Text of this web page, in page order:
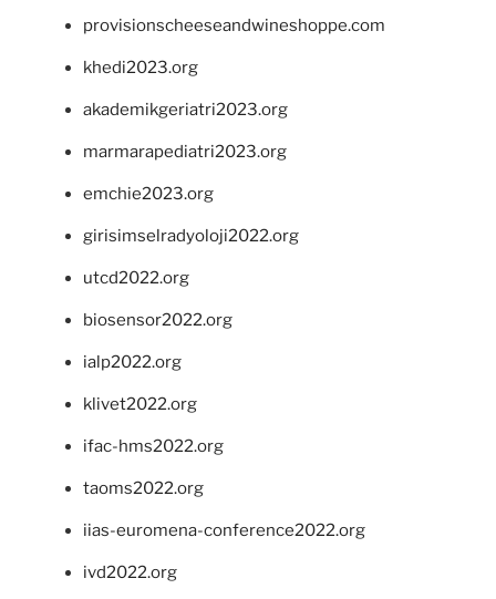
provisionscheeseandwineshoppe.com
khedi2023.org
akademikgeriatri2023.org
marmarapediatri2023.org
emchie2023.org
girisimselradyoloji2022.org
utcd2022.org
biosensor2022.org
ialp2022.org
klivet2022.org
ifac-hms2022.org
taoms2022.org
iias-euromena-conference2022.org
ivd2022.org